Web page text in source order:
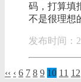
码，打算填
不是很理想
发布时间：
‹‹ ‹ 6 7 8 9 10 11 12